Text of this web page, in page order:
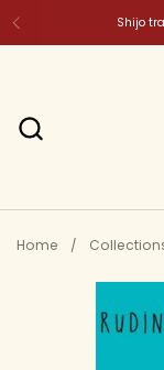
Shijo
Home /